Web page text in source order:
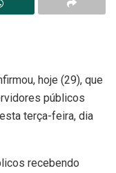
hoje (29), que
públicos
terça-feira, dia
recebendo